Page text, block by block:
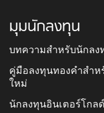
มุมนักลงทุน
บทความสำหรับนักลง
คู่มือลงทุนทองคำสำห
ใหม่
นักลงทุนอินเตอร์โกลด์